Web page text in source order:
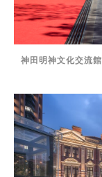
神田明神文化交流館